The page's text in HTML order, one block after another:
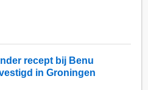
recept bij Benu
in Groningen